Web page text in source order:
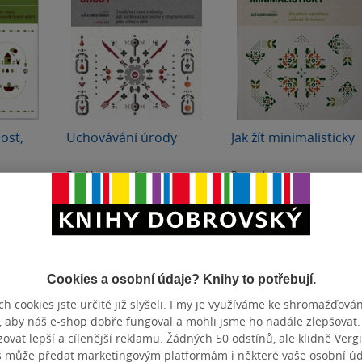
Uchovávání úrody
Eva Hauserová
5
hvězdiček
měkká vazba
206 Kč
Do košíku
Jak žít minimalisticky
Permakultura
5
hvězdiček
měkká vazba
251 Kč
Do košíku
Cookies a osobní údaje? Knihy to potřebují.
cookies jste určitě již slyšeli. I my je využíváme ke
aby náš e-shop dobře fungoval a mohli jsme ho nadále zlepšovat.
lepší a cílenější reklamu. Žádných 50 odstínů, ale klidně
může předat marketingovým platformám i některé vaše osobní